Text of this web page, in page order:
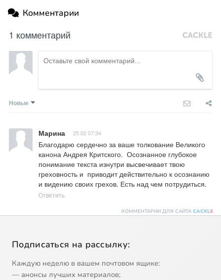
Комментарии
1 комментарий
Новые
Марина 25.02 07:34
Благодарю сердечно за ваше толкование Великого
канона Андрея Критского.  Осознанное глубокое
понимание текста изнутри высвечивает твою
греховность и  приводит действительно к осознанию
и видению своих грехов. Есть над чем потрудиться.
Ответить
КОММЕНТАРИИ ДЛЯ САЙТА CACKLE
Подписаться на рассылку:
Каждую неделю в вашем почтовом ящике:
— анонсы лучших материалов;